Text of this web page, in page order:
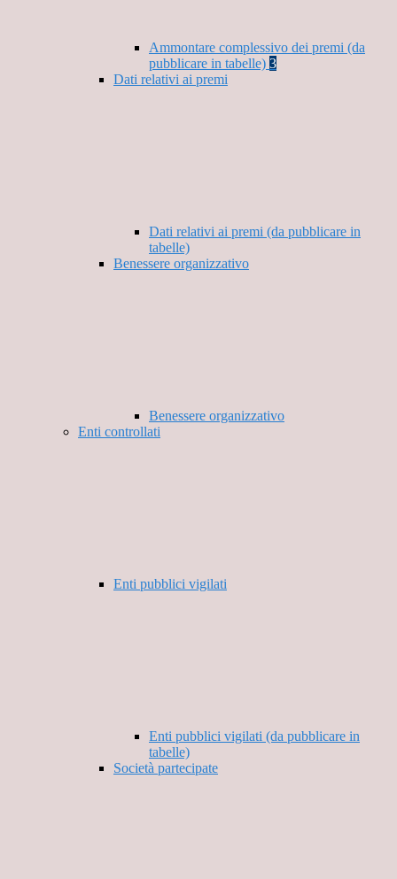
Ammontare complessivo dei premi (da
pubblicare in tabelle) 3
Dati relativi ai premi
Dati relativi ai premi (da pubblicare in
tabelle)
Benessere organizzativo
Benessere organizzativo
Enti controllati
Enti pubblici vigilati
Enti pubblici vigilati (da pubblicare in
tabelle)
Società partecipate